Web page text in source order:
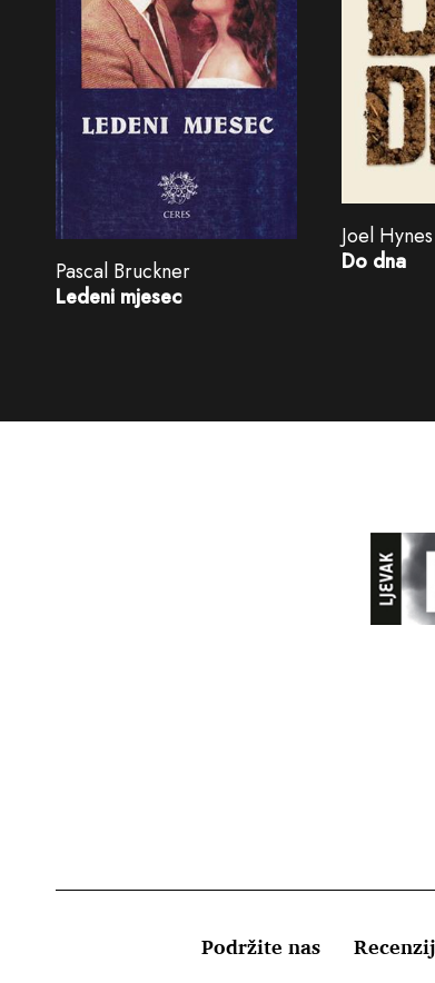
Pascal Bruckner
Ledeni mjesec
Joel Hynes
Do dna
Podržite nas